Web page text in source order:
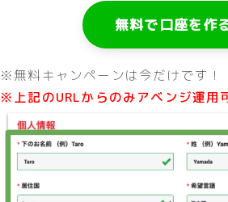
無料で口座を作
※無料キャンペーンは今だけです！
※上記のURLからのみアベンジ運用